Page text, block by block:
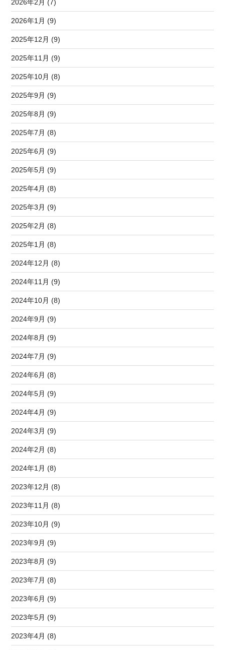
2026年2月 (7)
2026年1月 (9)
2025年12月 (9)
2025年11月 (9)
2025年10月 (8)
2025年9月 (9)
2025年8月 (9)
2025年7月 (8)
2025年6月 (9)
2025年5月 (9)
2025年4月 (8)
2025年3月 (9)
2025年2月 (8)
2025年1月 (8)
2024年12月 (8)
2024年11月 (9)
2024年10月 (8)
2024年9月 (9)
2024年8月 (9)
2024年7月 (9)
2024年6月 (8)
2024年5月 (9)
2024年4月 (9)
2024年3月 (9)
2024年2月 (8)
2024年1月 (8)
2023年12月 (8)
2023年11月 (8)
2023年10月 (9)
2023年9月 (9)
2023年8月 (9)
2023年7月 (8)
2023年6月 (9)
2023年5月 (9)
2023年4月 (8)